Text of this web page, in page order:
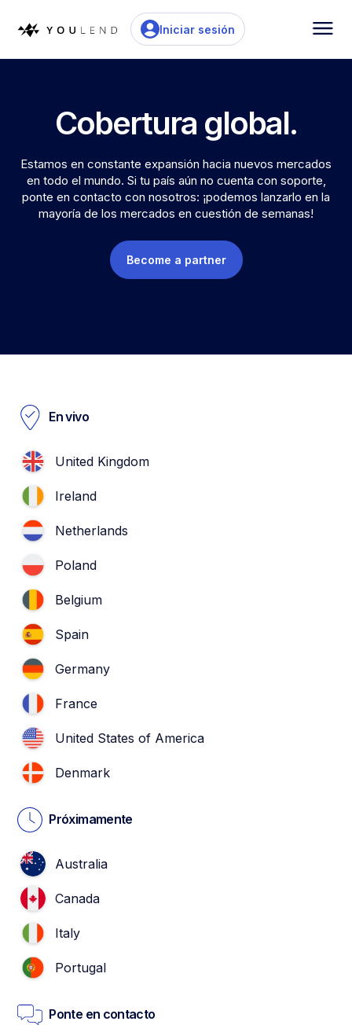
Iniciar sesión
Cobertura global.
Estamos en constante expansión hacia nuevos mercados
en todo el mundo. Si tu país aún no cuenta con soporte,
ponte en contacto con nosotros: ¡podemos lanzarlo en la
mayoría de los mercados en cuestión de semanas!
Become a partner
En vivo
United Kingdom
Ireland
Netherlands
Poland
Belgium
Spain
Germany
France
United States of America
Denmark
Próximamente
Australia
Canada
Italy
Portugal
Ponte en contacto